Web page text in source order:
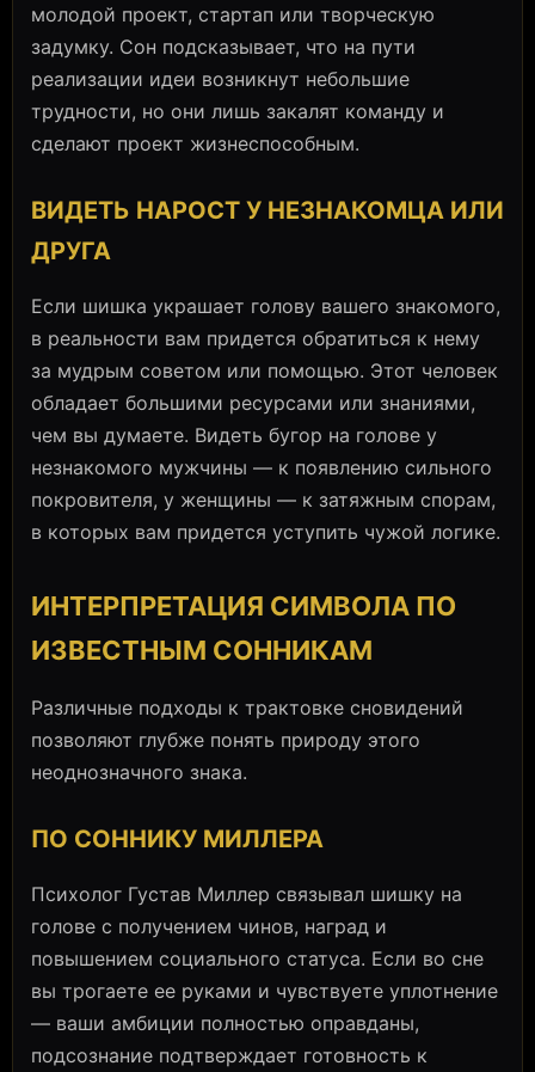
молодой проект, стартап или творческую
задумку. Сон подсказывает, что на пути
реализации идеи возникнут небольшие
трудности, но они лишь закалят команду и
сделают проект жизнеспособным.
ВИДЕТЬ НАРОСТ У НЕЗНАКОМЦА ИЛИ
ДРУГА
Если шишка украшает голову вашего знакомого,
в реальности вам придется обратиться к нему
за мудрым советом или помощью. Этот человек
обладает большими ресурсами или знаниями,
чем вы думаете. Видеть бугор на голове у
незнакомого мужчины — к появлению сильного
покровителя, у женщины — к затяжным спорам,
в которых вам придется уступить чужой логике.
ИНТЕРПРЕТАЦИЯ СИМВОЛА ПО
ИЗВЕСТНЫМ СОННИКАМ
Различные подходы к трактовке сновидений
позволяют глубже понять природу этого
неоднозначного знака.
ПО СОННИКУ МИЛЛЕРА
Психолог Густав Миллер связывал шишку на
голове с получением чинов, наград и
повышением социального статуса. Если во сне
вы трогаете ее руками и чувствуете уплотнение
— ваши амбиции полностью оправданы,
подсознание подтверждает готовность к